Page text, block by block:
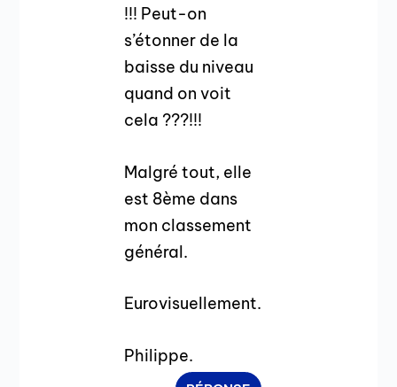
!!! Peut-on
s’étonner de la
baisse du niveau
quand on voit
cela ???!!!
Malgré tout, elle
est 8ème dans
mon classement
général.
Eurovisuellement.
Philippe.